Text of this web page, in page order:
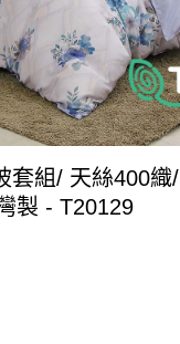
絲400織/ 天絲 萊賽爾 /
製 - T20129